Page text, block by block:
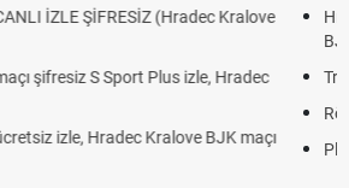
maçı şifresiz tv100 izle, Hradec Kralove
Vuruşu Nasıl Yapılır?
Vuruşu Nasıl Yapılır?
Plonjon Hareketi Nasıl Yapılır?